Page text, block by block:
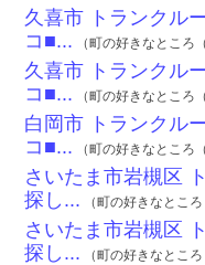
久喜市 トランクル
コ■... （町の好きなところ
久喜市 トランクル
コ■... （町の好きなところ
白岡市 トランクル
コ■... （町の好きなところ
さいたま市岩槻区
探し... （町の好きなとこ
さいたま市岩槻区
探し... （町の好きなとこ